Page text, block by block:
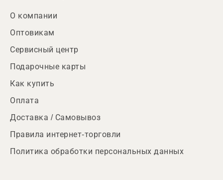
О компании
Оптовикам
Сервисный центр
Подарочные карты
Как купить
Оплата
Доставка / Самовывоз
Правила интернет-торговли
Политика обработки персональных данных